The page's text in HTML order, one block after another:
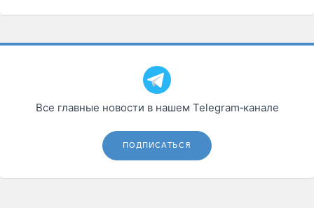
Все главные новости в нашем Telegram‑канале
ПОДПИСАТЬСЯ